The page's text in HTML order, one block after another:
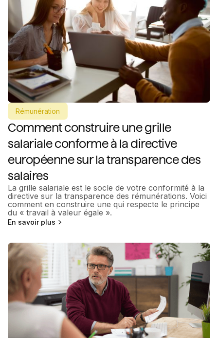
Rémunération
Comment construire une grille
salariale conforme à la directive
européenne sur la transparence des
salaires
La grille salariale est le socle de votre conformité à la
directive sur la transparence des rémunérations. Voici
comment en construire une qui respecte le principe
du « travail à valeur égale ».
En savoir plus